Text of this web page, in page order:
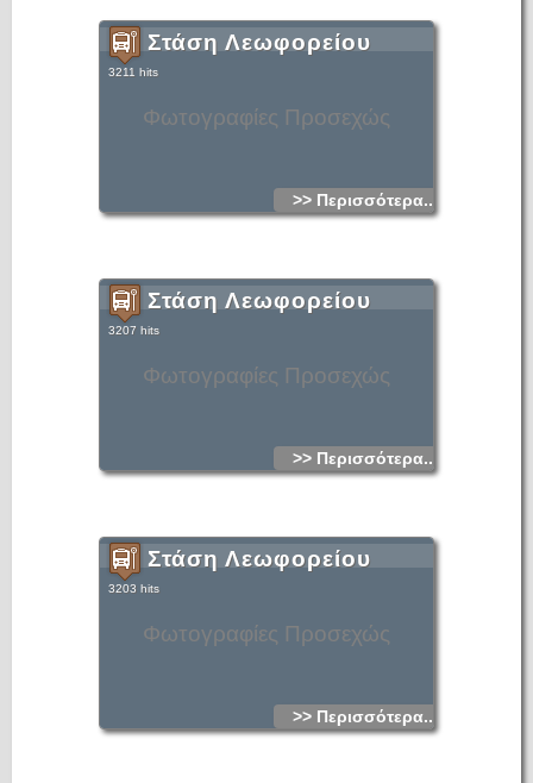
Φωτογραφίες Προσεχώς
Στάση Λεωφορείου
3211 hits
>> Περισσότερα...
Φωτογραφίες Προσεχώς
Στάση Λεωφορείου
3207 hits
>> Περισσότερα...
Φωτογραφίες Προσεχώς
Στάση Λεωφορείου
3203 hits
>> Περισσότερα...